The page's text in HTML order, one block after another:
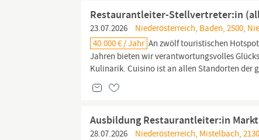
Restaurantleiter-Stellvertreter:in
23.07.2026
Niederösterreich, Baden, 2500,
40.000 € / Jahr An zwölf touristischen
Jahren bieten wir verantwortungsvolles
Kulinarik. Cuisino ist an allen Standorten der
Ausbildung Restaurantleiter:in
28.07.2026
Niederösterreich, Mistelbach, 2130